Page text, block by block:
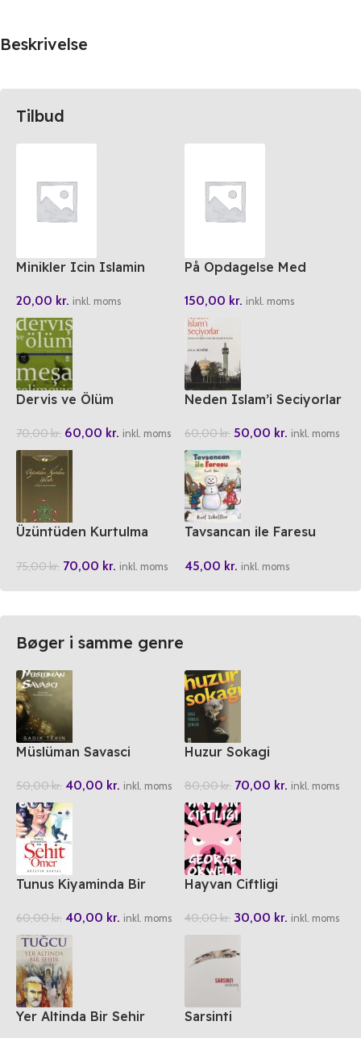
Beskrivelse
Tilbud
Minikler Icin Islamin
Kulaktan Kulaga
Oynayan Dünya
20,00 kr. inkl. moms
På Opdagelse Med
150,00 kr. inkl. moms
Dervis ve Ölüm
70,00kr. 60,00 kr. inkl. moms
Neden Islam’i Seciyorlar
60,00kr. 50,00 kr. inkl. moms
Üzüntüden Kurtulma
75,00kr. 70,00 kr. inkl. moms
Tavsancan ile Faresu
45,00 kr. inkl. moms
Bøger i samme genre
Müslüman Savasci
50,00kr. 40,00 kr. inkl. moms
Huzur Sokagi
80,00kr. 70,00 kr. inkl. moms
Tunus Kiyaminda Bir
60,00kr. 40,00 kr. inkl. moms
Hayvan Ciftligi
40,00kr. 30,00 kr. inkl. moms
Yer Altinda Bir Sehir Sarsinti